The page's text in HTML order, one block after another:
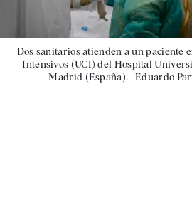
Dos sanitarios atienden a un paciente
Intensivos (UCI) del Hospital
Madrid (España). |Eduardo